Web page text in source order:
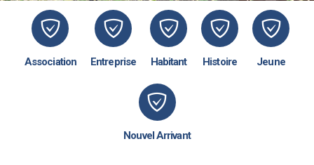
Association Entreprise Habitant Histoire Jeune
Nouvel Arrivant